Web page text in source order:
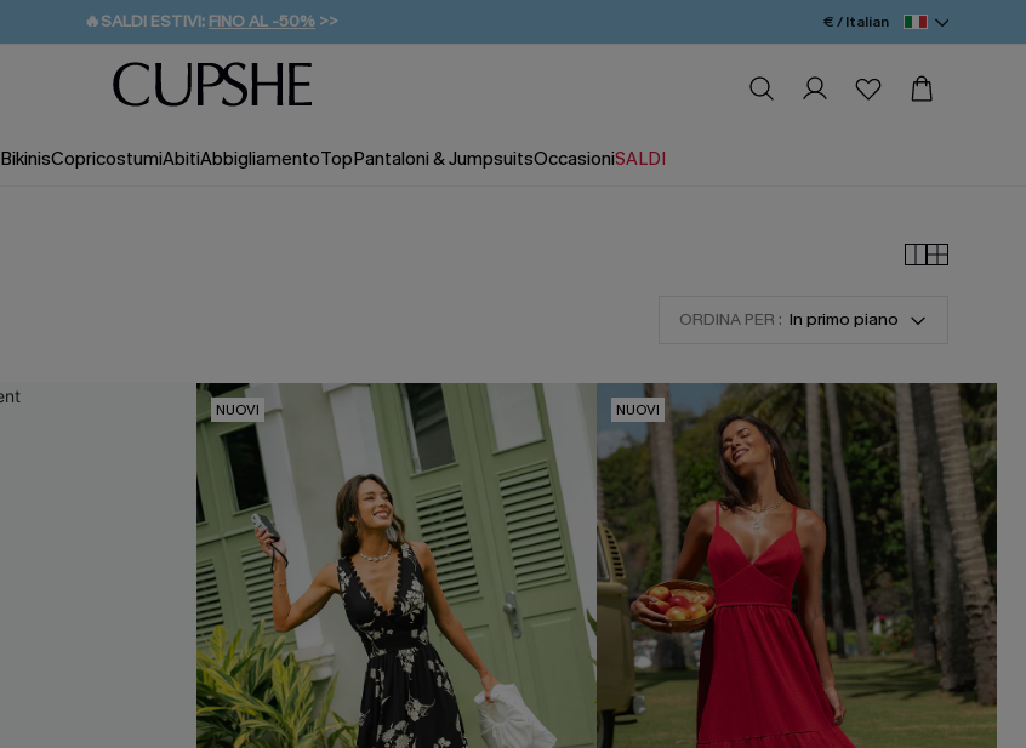
🔥SALDI ESTIVI: FINO AL -50% >>
🚚SPEDIZIONE GRATUITA DA 49€
💌REGALO PER I NUOVI: 20% DI SCONTO*
€ / Italian
BikinisCopricostumiAbitiAbbigliamentoTopPantaloni & JumpsuitsOccasioniSALDI
ORDINA PER : In primo piano
NUOVI NUOVI